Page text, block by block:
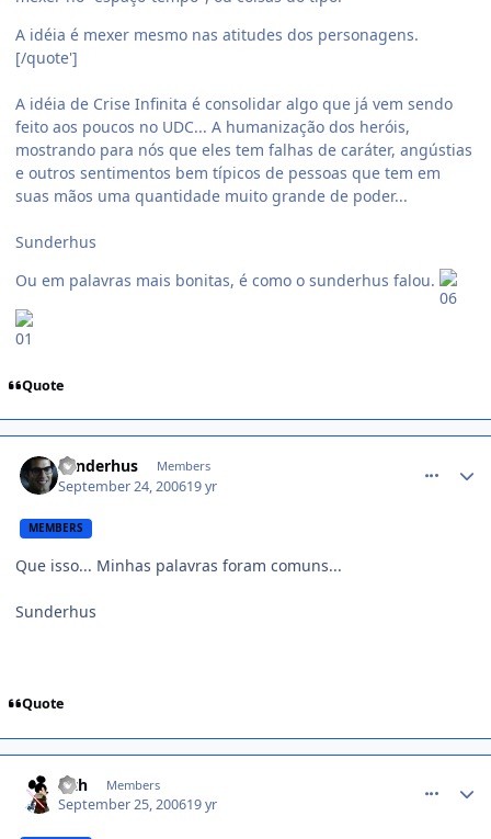
A idéia é mexer mesmo nas atitudes dos personagens.
[/quote']
A idéia de Crise Infinita é consolidar algo que já vem sendo
feito aos poucos no UDC... A humanização dos heróis,
mostrando para nós que eles tem falhas de caráter, angústias
e outros sentimentos bem típicos de pessoas que tem em
suas mãos uma quantidade muito grande de poder...
Sunderhus
Ou em palavras mais bonitas, é como o sunderhus falou.
Quote
sunderhus Members
September 24, 200619 yr
MEMBERS
Que isso... Minhas palavras foram comuns...
Sunderhus
Quote
Sith Members
September 25, 200619 yr